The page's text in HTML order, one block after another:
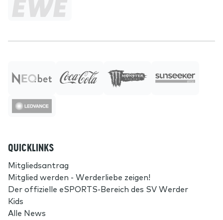
QUICKLINKS
Mitgliedsantrag
Mitglied werden - Werderliebe zeigen!
Der offizielle eSPORTS-Bereich des SV Werder
Kids
Alle News